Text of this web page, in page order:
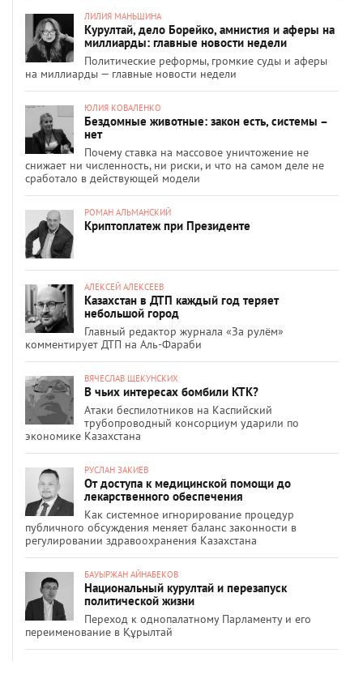
ЛИЛИЯ МАНЬШИНА
Курултай, дело Борейко, амнистия и аферы на
миллиарды: главные новости недели
Политические реформы, громкие суды и аферы
на миллиарды — главные новости недели
ЮЛИЯ КОВАЛЕНКО
Бездомные животные: закон есть, системы –
нет
Почему ставка на массовое уничтожение не
снижает ни численность, ни риски, и что на самом деле не
сработало в действующей модели
РОМАН АЛЬМАНСКИЙ
Криптоплатеж при Президенте
АЛЕКСЕЙ АЛЕКСЕЕВ
Казахстан в ДТП каждый год теряет
небольшой город
Главный редактор журнала «За рулём»
комментирует ДТП на Аль-Фараби
ВЯЧЕСЛАВ ЩЕКУНСКИХ
В чьих интересах бомбили КТК?
Атаки беспилотников на Каспийский
трубопроводный консорциум ударили по
экономике Казахстана
РУСЛАН ЗАКИЕВ
От доступа к медицинской помощи до
лекарственного обеспечения
Как системное игнорирование процедур
публичного обсуждения меняет баланс законности в
регулировании здравоохранения Казахстана
БАУЫРЖАН АЙНАБЕКОВ
Национальный курултай и перезапуск
политической жизни
Переход к однопалатному Парламенту и его
переименование в Құрылтай